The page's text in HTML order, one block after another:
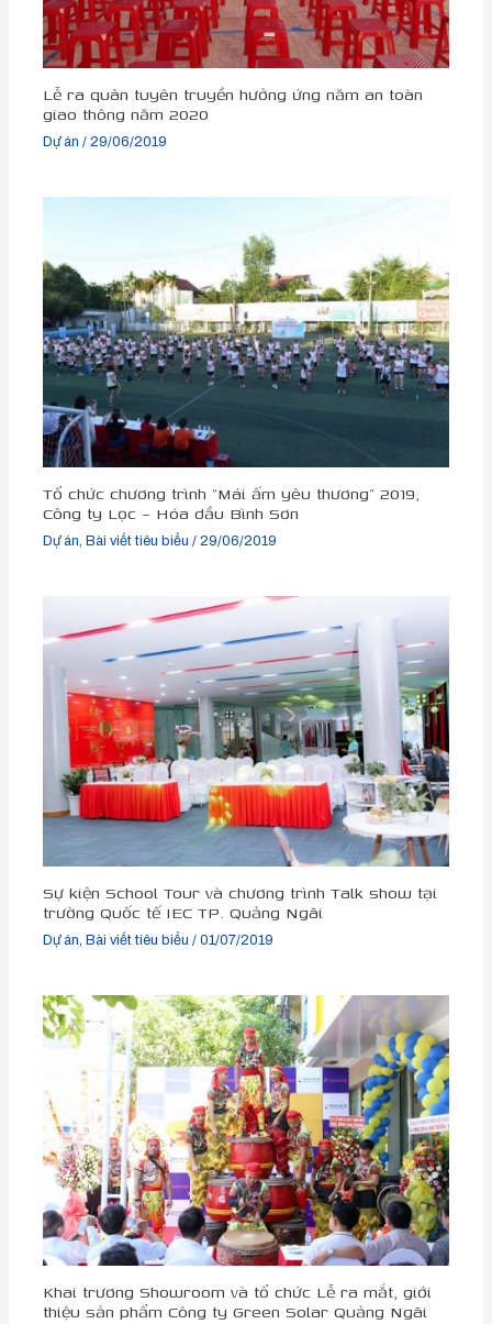
Lễ ra quân tuyên truyền hưởng ứng năm an toàn
giao thông năm 2020
Dự án /29/06/2019
Tổ chức chương trình “Mái ấm yêu thương” 2019,
Công ty Lọc – Hóa dầu Bình Sơn
Dự án, Bài viết tiêu biểu /29/06/2019
Sự kiện School Tour và chương trình Talk show tại
trường Quốc tế IEC TP. Quảng Ngãi
Dự án, Bài viết tiêu biểu /01/07/2019
Khai trương Showroom và tổ chức Lễ ra mắt, giới
thiệu sản phẩm Công ty Green Solar Quảng Ngãi